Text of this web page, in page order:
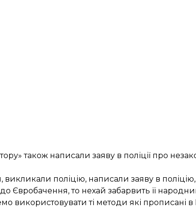
також написали заяву в поліції про
викликали поліцію, написали заяву в
Євробачення, то нехай забарвить її
ті методи які прописані в